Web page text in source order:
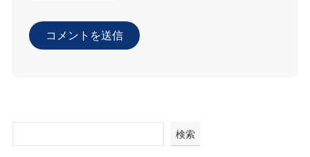
検索